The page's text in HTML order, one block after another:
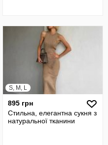
S, M, L
895 грн
Стильна, елегантна сукня з
натуральної тканини